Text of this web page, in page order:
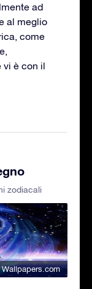
ad
al meglio
come
vi è con il
zodiacali